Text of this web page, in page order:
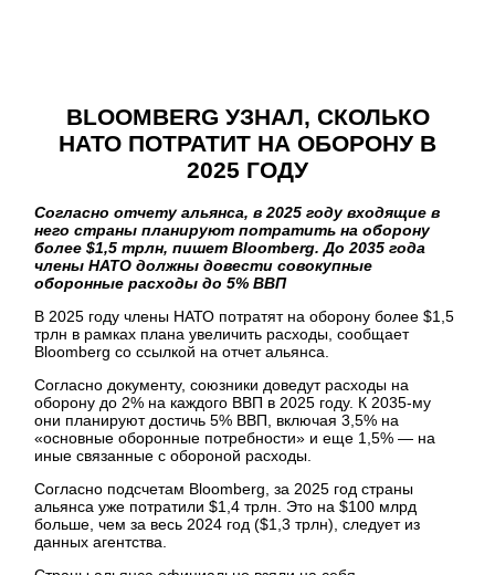
BLOOMBERG УЗНАЛ, СКОЛЬКО
НАТО ПОТРАТИТ НА ОБОРОНУ В
2025 ГОДУ
Согласно отчету альянса, в 2025 году входящие в
него страны планируют потратить на оборону
более $1,5 трлн, пишет Bloomberg. До 2035 года
члены НАТО должны довести совокупные
оборонные расходы до 5% ВВП
В 2025 году члены НАТО потратят на оборону более $1,5
трлн в рамках плана увеличить расходы, сообщает
Bloomberg со ссылкой на отчет альянса.
Согласно документу, союзники доведут расходы на
оборону до 2% на каждого ВВП в 2025 году. К 2035-му
они планируют достичь 5% ВВП, включая 3,5% на
«основные оборонные потребности» и еще 1,5% — на
иные связанные с обороной расходы.
Согласно подсчетам Bloomberg, за 2025 год страны
альянса уже потратили $1,4 трлн. Это на $100 млрд
больше, чем за весь 2024 год ($1,3 трлн), следует из
данных агентства.